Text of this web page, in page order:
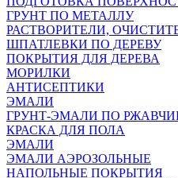
ГРУНТ ПО МЕТАЛЛУ
РАСТВОРИТЕЛИ,
ШПАТЛЕВКИ ПО ДЕРЕВУ
ПОКРЫТИЯ ДЛЯ ДЕРЕВА
МОРИЛКИ
АНТИСЕПТИКИ
ЭМАЛИ
ГРУНТ-ЭМАЛИ ПО
КРАСКА ДЛЯ ПОЛА
ЭМАЛИ
ЭМАЛИ АЭРОЗОЛЬНЫЕ
НАПОЛЬНЫЕ ПОКРЫТИЯ